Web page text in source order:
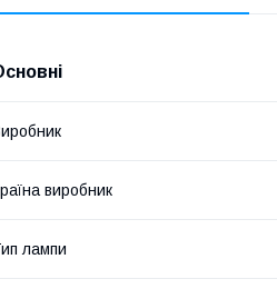
виробник
лампи